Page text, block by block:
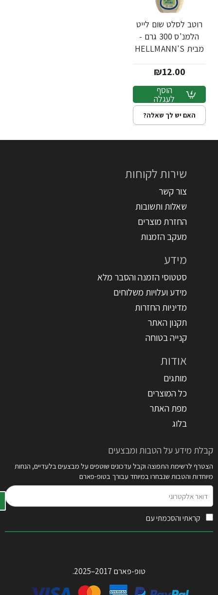
רוטב לסלט שום לייט
הלמנ'ס 300 גרם -
מבית HELLMANN'S
₪12.00
הוסף
לעגלה
האם יש לך שאלה?
שירות לקוחות
צור קשר
שאלות ותשובות
החזרת מוצרים
מעקב הזמנות
מידע
סטטוסי הזמנה והסבר מלא
מידע ועלויות משלוחים
מדיניות החזרות
תקנון האתר
קנייה בטוחה
אודות
מותגים
כל המוצרים
מפת האתר
בלוג
קבלת מידע על הטבות ומבצעים
הצטרף לרשימת התפוצה וקבל עדכונים שוטפים על מבצעים בלעדיים, הנחות
מיוחדות והטבות שנבחרו במיוחד עבורך בטופ-פארם
אלקטרוני
קראתי והסכמתי עם
טופ-פארם 2017–2025.